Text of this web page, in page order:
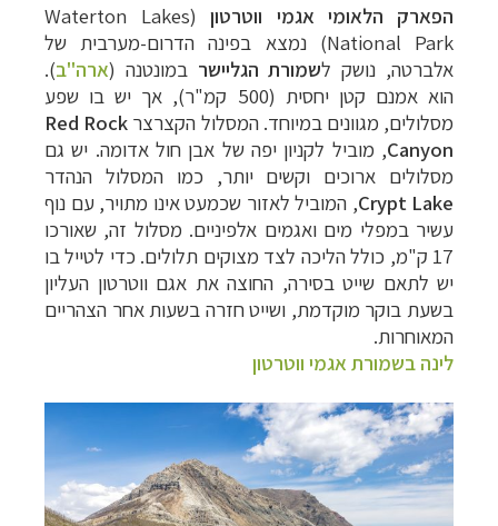
הפארק הלאומי אגמי ווטרטון(
Waterton Lakes
National Park) נמצא בפינה הדרום-מערבית של
אלברטה, נושק לשמורת הגליישרבמונטנה (ארה"ב).
הוא אמנם קטן יחסית (500 קמ"ר), אך יש בו שפע
מסלולים, מגוונים במיוחד.המסלול הקצרצר Red Rock
Canyon, מוביל לקניון יפה של אבן חול אדומה. יש גם
מסלולים ארוכים וקשים יותר, כמו המסלול הנהדר
Crypt Lake, המוביל לאזור שכמעט אינו מתויר, עם נוף
עשיר במפלי מים ואגמים אלפיניים. מסלול זה, שאורכו
17 ק"מ, כולל הליכה לצד מצוקים תלולים. כדי לטייל בו
יש לתאם שייט בסירה, החוצה את אגם ווטרטון העליון
בשעת בוקר מוקדמת, ושייט חזרה בשעות אחר הצהריים
המאוחרות.
לינה בשמורת אגמי ווטרטון